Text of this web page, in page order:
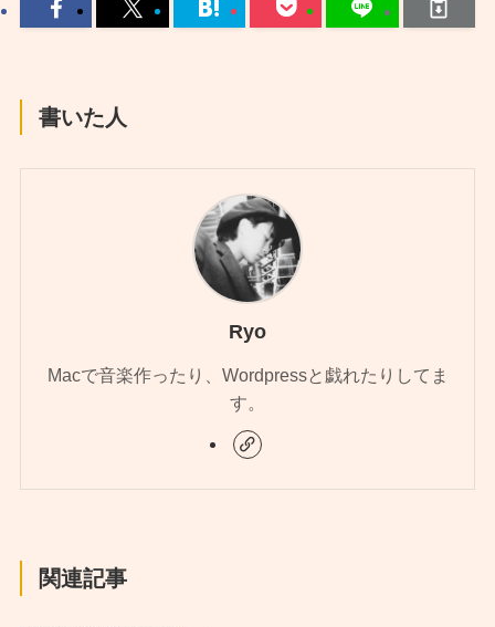
書いた人
Ryo
Macで音楽作ったり、Wordpressと戯れたりしてま
す。
関連記事